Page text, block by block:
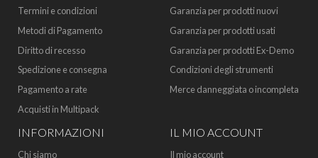
Termini e condizioni
Metodi di Pagamento
Diritto di recesso
Spedizione e consegna
Pagamento a rate
Acquisti in Multipack
Garanzia per prodotti nuovi
Garanzia per prodotti usati
Garanzia per prodotti Ex-Demo
Condizioni degli strumenti
Merce danneggiata o incompleta
INFORMAZIONI
Chi siamo
IL MIO ACCOUNT
Il mio account